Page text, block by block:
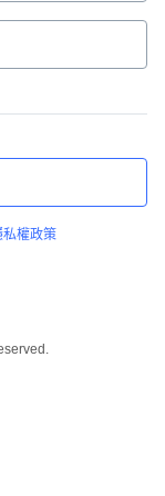
私權政策